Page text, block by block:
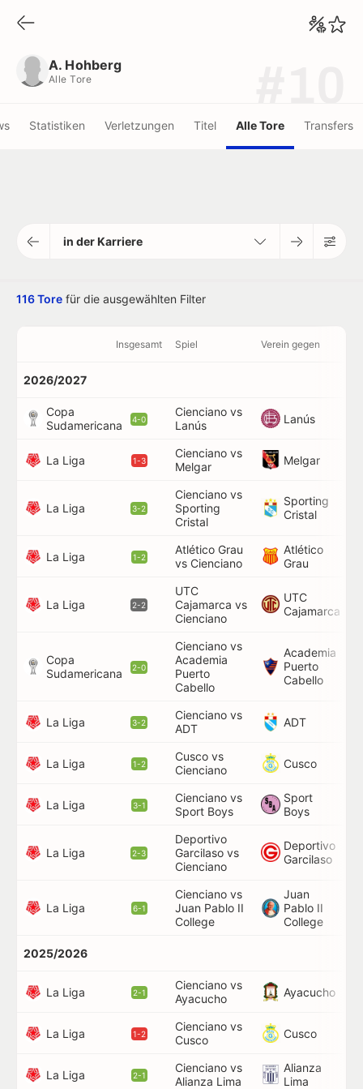
A. Hohberg
Alle Tore
Statistiken Verletzungen Titel Alle Tore Transfers
in der Karriere
116 Tore für die ausgewählten Filter
Insgesamt Spiel Verein gegen
2026/2027
Copa
Sudamericana
4-0
Cienciano vs
Lanús
Lanús
La Liga 1-3
Cienciano vs
Melgar
Melgar
La Liga 3-2
Cienciano vs
Sporting
Cristal
Sporting
Cristal
La Liga 1-2
Atlético Grau
vs Cienciano
Atlético
Grau
La Liga 2-2
UTC
Cajamarca vs
Cienciano
UTC
Cajamarca
Copa
Sudamericana
2-0
Cienciano vs
Academia
Puerto
Cabello
Academia
Puerto
Cabello
La Liga 3-2
Cienciano vs
ADT
ADT
La Liga 1-2
Cusco vs
Cienciano
Cusco
La Liga 3-1
Cienciano vs
Sport Boys
Sport
Boys
La Liga 2-3
Deportivo
Garcilaso vs
Cienciano
Deportivo
Garcilaso
La Liga 6-1
Cienciano vs
Juan Pablo II
College
Juan
Pablo II
College
2025/2026
La Liga 2-1
Cienciano vs
Ayacucho
Ayacucho
La Liga 1-2
Cienciano vs
Cusco
Cusco
La Liga 2-1
Cienciano vs
Alianza Lima
Alianza
Lima